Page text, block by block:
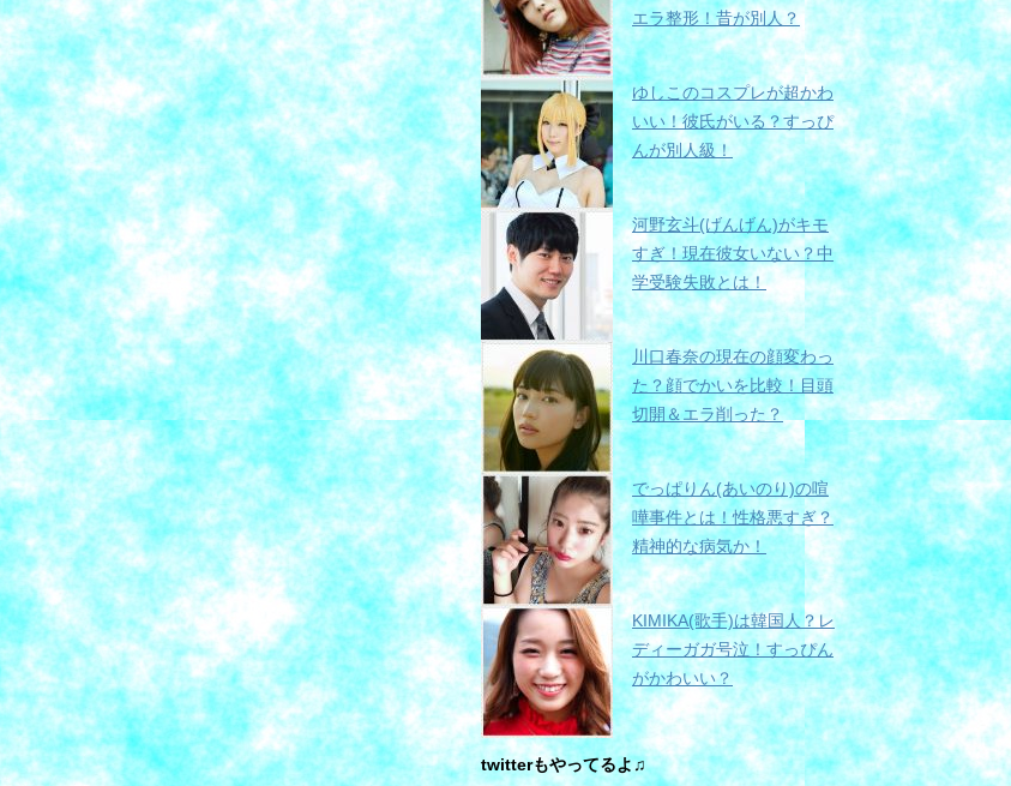
エラ整形！昔が別人？
ゆしこのコスプレが超かわ
いい！彼氏がいる？すっぴ
んが別人級！
河野玄斗(げんげん)がキモ
すぎ！現在彼女いない？中
学受験失敗とは！
川口春奈の現在の顔変わっ
た？顔でかいを比較！目頭
切開＆エラ削った？
でっぱりん(あいのり)の喧
嘩事件とは！性格悪すぎ？
精神的な病気か！
KIMIKA(歌手)は韓国人？レ
ディーガガ号泣！すっぴん
がかわいい？
twitterもやってるよ♫